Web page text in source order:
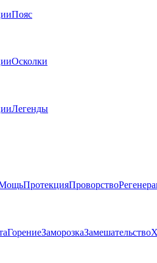
Пояс
Осколки
Легенды
ПротекцияПроворство
ГорениеЗаморозкаЗамешательство